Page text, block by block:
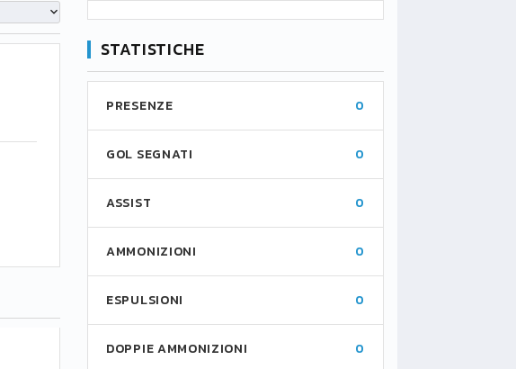
STATISTICHE
PRESENZE 0
GOL SEGNATI 0
ASSIST 0
AMMONIZIONI 0
ESPULSIONI 0
DOPPIE AMMONIZIONI 0